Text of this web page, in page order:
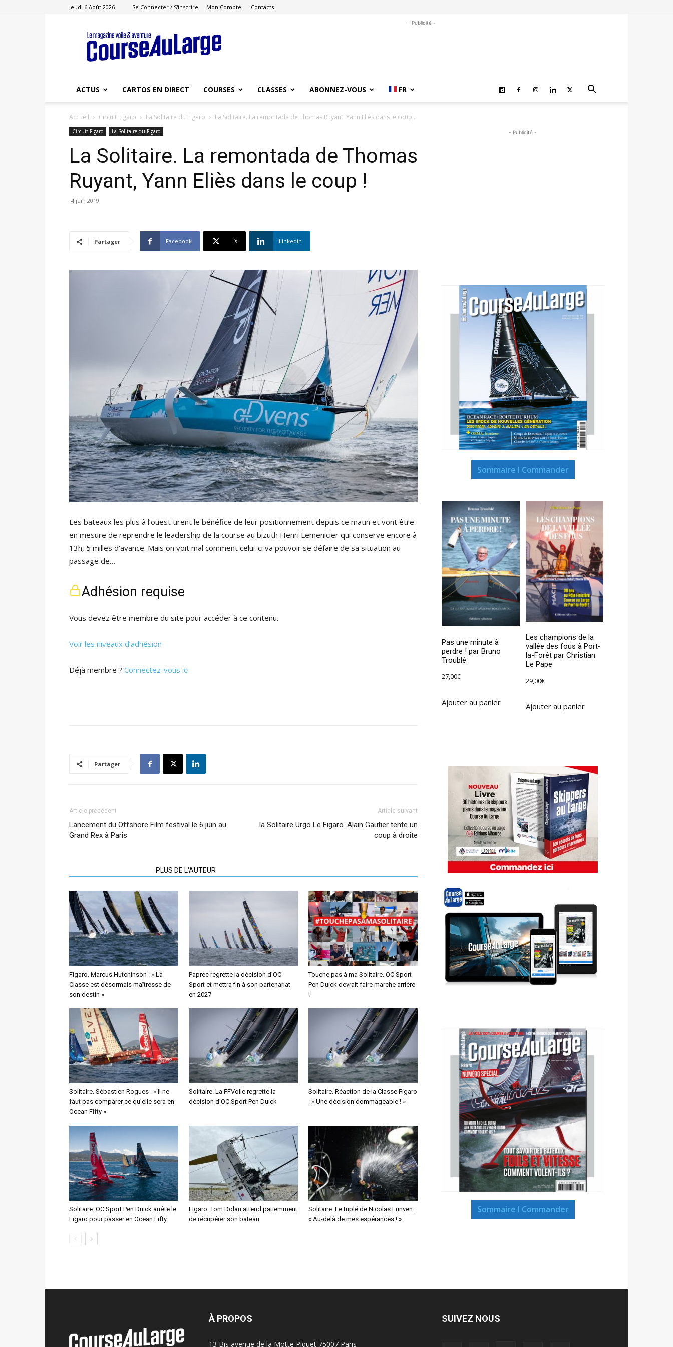
Jeudi 6 Août 2026 Se Connecter / S'inscrire Mon Compte Contacts
Course
au
Large
- Publicité -
ACTUS CARTOS EN DIRECT COURSES CLASSES ABONNEZ-VOUS FR
Accueil Circuit Figaro La Solitaire du Figaro La Solitaire. La remontada de Thomas Ruyant, Yann Eliès dans le coup...
Circuit Figaro La Solitaire du Figaro
La Solitaire. La remontada de Thomas
Ruyant, Yann Eliès dans le coup !
4 juin 2019
Partager Facebook X Linkedin
Les bateaux les plus à l’ouest tirent le bénéfice de leur positionnement depuis ce matin et vont être
en mesure de reprendre le leadership de la course au bizuth Henri Lemenicier qui conserve encore à
13h, 5 milles d’avance. Mais on voit mal comment celui-ci va pouvoir se défaire de sa situation au
passage de…
Adhésion requise
Vous devez être membre du site pour accéder à ce contenu.
Voir les niveaux d’adhésion
Déjà membre ? Connectez-vous ici
Partager
Article précédent
Lancement du Offshore Film festival le 6 juin au
Grand Rex à Paris
Article suivant
la Solitaire Urgo Le Figaro. Alain Gautier tente un
coup à droite
PLUS DE L'AUTEUR
Figaro. Marcus Hutchinson : « La
Classe est désormais maîtresse de
son destin »
Paprec regrette la décision d’OC
Sport et mettra fin à son partenariat
en 2027
Touche pas à ma Solitaire. OC Sport
Pen Duick devrait faire marche arrière
!
Solitaire. Sébastien Rogues : « Il ne
faut pas comparer ce qu’elle sera en
Ocean Fifty »
Solitaire. La FFVoile regrette la
décision d’OC Sport Pen Duick
Solitaire. Réaction de la Classe Figaro
: « Une décision dommageable ! »
Solitaire. OC Sport Pen Duick arrête le
Figaro pour passer en Ocean Fifty
Figaro. Tom Dolan attend patiemment
de récupérer son bateau
Solitaire. Le triplé de Nicolas Lunven :
« Au-delà de mes espérances ! »
- Publicité -
Sommaire I Commander
Pas une minute à
perdre ! par Bruno
Troublé
27,00€
Ajouter au panier
Les champions de la
vallée des fous à Port-
la-Forêt par Christian
Le Pape
29,00€
Ajouter au panier
Sommaire I Commander
À PROPOS
13 Bis avenue de la Motte Piquet 75007 Paris
SUIVEZ NOUS